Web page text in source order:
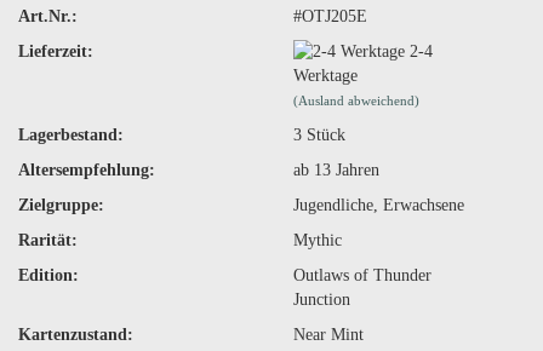
Art.Nr.:
#OTJ205E
Lieferzeit:
2-4
Werktage
(Ausland abweichend)
Lagerbestand: 3 Stück
Altersempfehlung:
ab 13 Jahren
Zielgruppe:
Jugendliche, Erwachsene
Rarität:
Mythic
Edition:
Outlaws of Thunder
Junction
Kartenzustand:
Near Mint